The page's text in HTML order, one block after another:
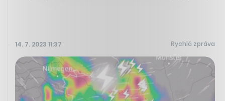
14. 7. 2023 11:37 Rychlá zpráva